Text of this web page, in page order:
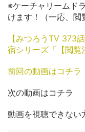
※ケーチャリームド
けます！（一応、閲
【みつろうTV 373
宿シリーズ「【閲覧
前回の動画はコチラ
次の動画はコチラ
動画を視聴できな